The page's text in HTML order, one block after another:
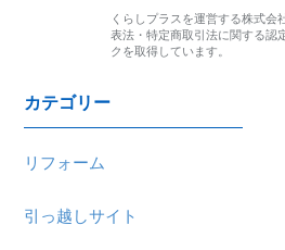
くらしプラスを運営する株式会
表法・特定商取引法に関する認
クを取得しています。
カテゴリー
リフォーム
引っ越しサイト